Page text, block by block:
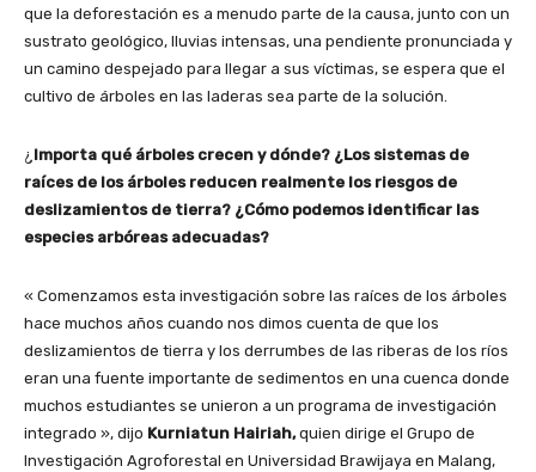
que la deforestación es a menudo parte de la causa, junto con un
sustrato geológico, lluvias intensas, una pendiente pronunciada y
un camino despejado para llegar a sus víctimas, se espera que el
cultivo de árboles en las laderas sea parte de la solución.
¿Importa qué árboles crecen y dónde? ¿Los sistemas de
raíces de los árboles reducen realmente los riesgos de
deslizamientos de tierra? ¿Cómo podemos identificar las
especies arbóreas adecuadas?
« Comenzamos esta investigación sobre las raíces de los árboles
hace muchos años cuando nos dimos cuenta de que los
deslizamientos de tierra y los derrumbes de las riberas de los ríos
eran una fuente importante de sedimentos en una cuenca donde
muchos estudiantes se unieron a un programa de investigación
integrado », dijo Kurniatun Hairiah,quien dirige el Grupo de
Investigación Agroforestal en Universidad Brawijaya en Malang,